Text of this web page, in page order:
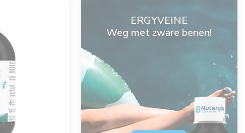
ERGYVEINE
Weg met zware benen!